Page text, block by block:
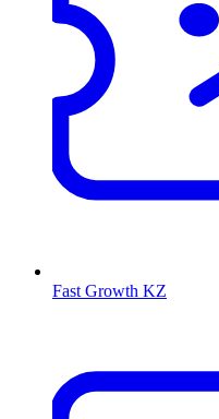
Fast Growth KZ